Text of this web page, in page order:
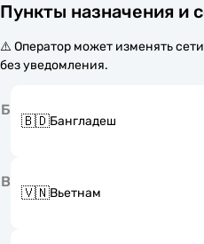
Пункты назначения и
⚠️ Оператор может изменять
без уведомления.
Б
🇧🇩Бангладеш
В
🇻🇳Вьетнам